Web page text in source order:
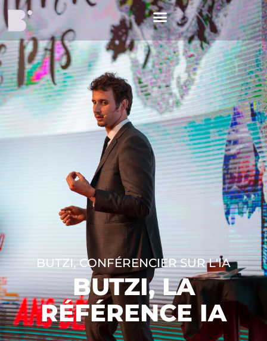
BUTZI, CONFÉRENCIER SUR L'IA
BUTZI, LA
RÉFÉRENCE IA